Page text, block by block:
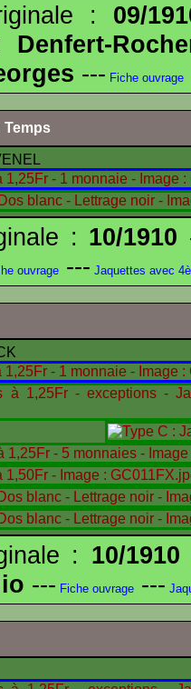
: 09/
Denfert-
--- Fiche ouvrage
Temps
: 10/1910
ouvrage --- Jaquettes avec
: 10/1910
--- Fiche ouvrage ---